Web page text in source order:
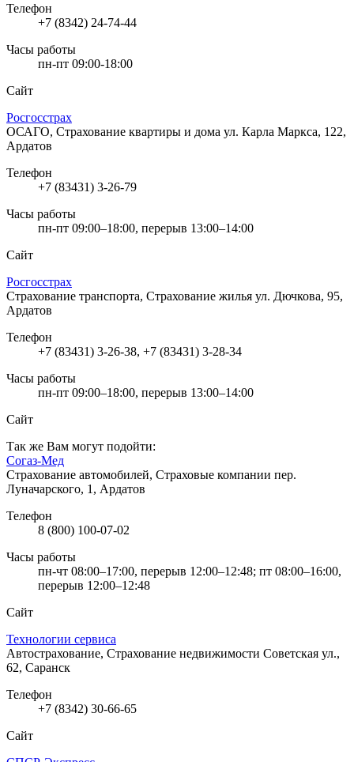
Телефон
+7 (8342) 24-74-44
Часы работы
пн-пт 09:00-18:00
Сайт
Росгосстрах
ОСАГО, Страхование квартиры и дома ул. Карла Маркса, 122,
Ардатов
Телефон
+7 (83431) 3-26-79
Часы работы
пн-пт 09:00–18:00, перерыв 13:00–14:00
Сайт
Росгосстрах
Страхование транспорта, Страхование жилья ул. Дючкова, 95,
Ардатов
Телефон
+7 (83431) 3-26-38, +7 (83431) 3-28-34
Часы работы
пн-пт 09:00–18:00, перерыв 13:00–14:00
Сайт
Так же Вам могут подойти:
Согаз-Мед
Страхование автомобилей, Страховые компании пер.
Луначарского, 1, Ардатов
Телефон
8 (800) 100-07-02
Часы работы
пн-чт 08:00–17:00, перерыв 12:00–12:48; пт 08:00–16:00,
перерыв 12:00–12:48
Сайт
Технологии сервиса
Автострахование, Страхование недвижимости Советская ул.,
62, Саранск
Телефон
+7 (8342) 30-66-65
Сайт